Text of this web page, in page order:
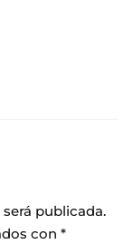
publicada.
con *